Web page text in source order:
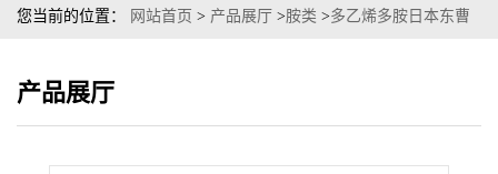
您当前的位置： 网站首页 > 产品展厅 >胺类 >多乙烯多胺日本东曹
产品展厅